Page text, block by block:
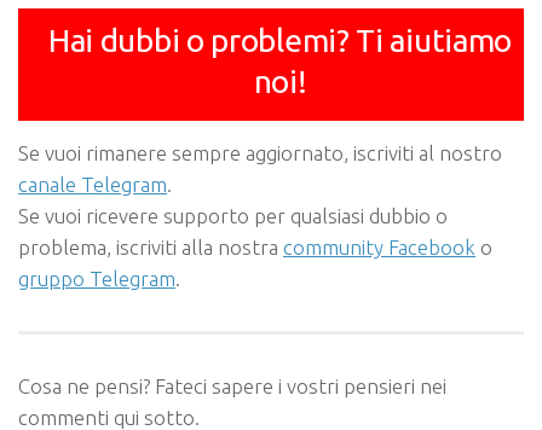
Hai dubbi o problemi? Ti aiutiamo
noi!
Se vuoi rimanere sempre aggiornato, iscriviti al nostro
canale Telegram
Se vuoi ricevere supporto per qualsiasi dubbio o
problema, iscriviti alla nostra community Facebook o
gruppo Telegram
Cosa ne pensi? Fateci sapere i vostri pensieri nei
commenti qui sotto.